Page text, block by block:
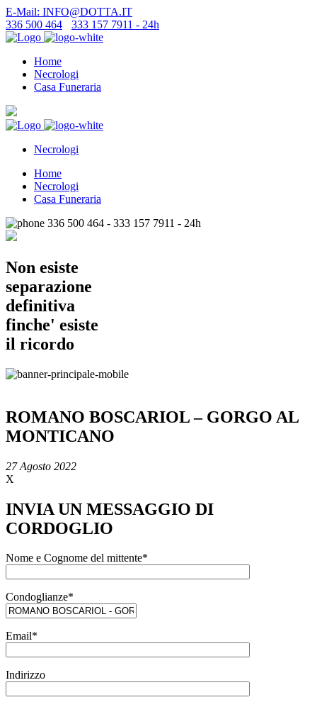
E-Mail: INFO@DOTTA.IT
336 500 464
333 157 7911 - 24h
Home
Necrologi
Casa Funeraria
Necrologi
Home
Necrologi
Casa Funeraria
336 500 464 - 333 157 7911 - 24h
Non esiste
separazione
definitiva
finche' esiste
il ricordo
ROMANO BOSCARIOL – GORGO AL
MONTICANO
27 Agosto 2022
X
INVIA UN MESSAGGIO DI
CORDOGLIO
Nome e Cognome del mittente*
Condoglianze*
Email*
Indirizzo